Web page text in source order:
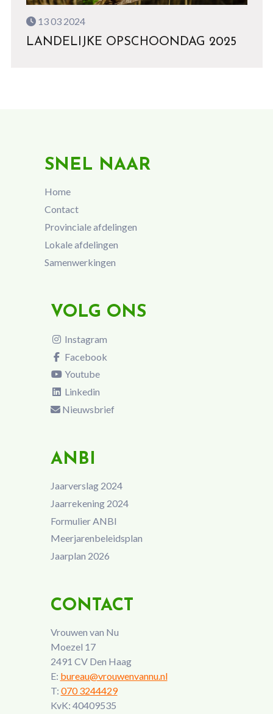
13 03 2024
LANDELIJKE OPSCHOONDAG 2025
SNEL NAAR
Home
Contact
Provinciale afdelingen
Lokale afdelingen
Samenwerkingen
VOLG ONS
Instagram
Facebook
Youtube
Linkedin
Nieuwsbrief
ANBI
Jaarverslag 2024
Jaarrekening 2024
Formulier ANBI
Meerjarenbeleidsplan
Jaarplan 2026
CONTACT
Vrouwen van Nu
Moezel 17
2491 CV Den Haag
E: bureau@vrouwenvannu.nl
T: 070 3244429
KvK: 40409535